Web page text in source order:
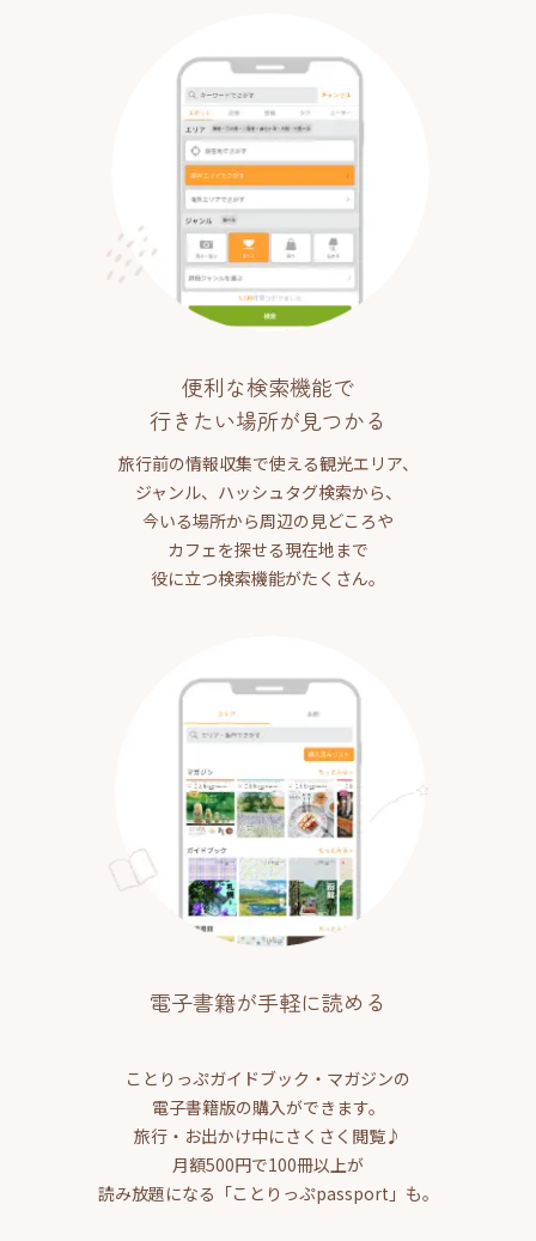
便利な検索機能で
行きたい場所が見つかる
旅行前の情報収集で使える観光エリア、
ジャンル、ハッシュタグ検索から、
今いる場所から周辺の見どころや
カフェを探せる現在地まで
役に立つ検索機能がたくさん。
電子書籍が手軽に読める
ことりっぷガイドブック・マガジンの
電子書籍版の購入ができます。
旅行・お出かけ中にさくさく閲覧♪
月額500円で100冊以上が
読み放題になる「ことりっぷpassport」も。